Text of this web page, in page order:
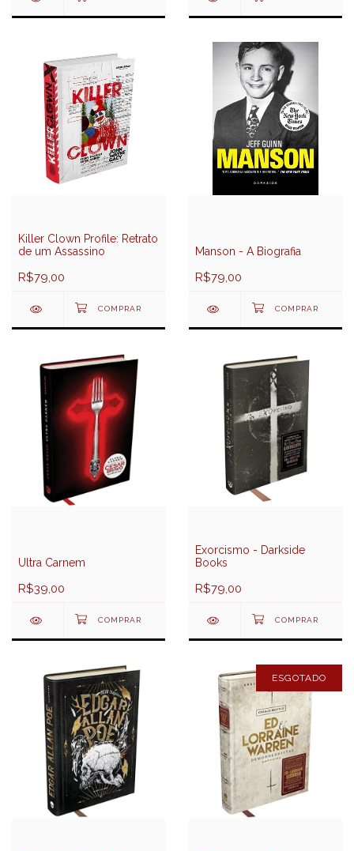
Killer Clown Profile: Retrato
de um Assassino
R$79,00
Manson - A Biografia
R$79,00
Ultra Carnem
R$39,00
Exorcismo - Darkside
Books
R$79,00
ESGOTADO